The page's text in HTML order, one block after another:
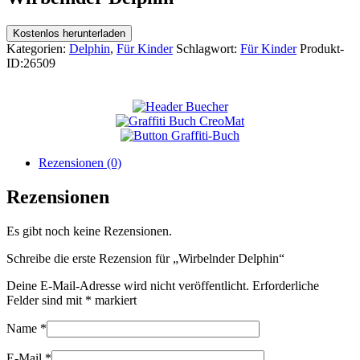
Kostenlos herunterladen
Kategorien: Delphin, Für Kinder Schlagwort: Für Kinder Produkt-
ID:26509
Rezensionen (0)
Rezensionen
Es gibt noch keine Rezensionen.
Schreibe die erste Rezension für „Wirbelnder Delphin“
Deine E-Mail-Adresse wird nicht veröffentlicht. Erforderliche
Felder sind mit * markiert
Name *